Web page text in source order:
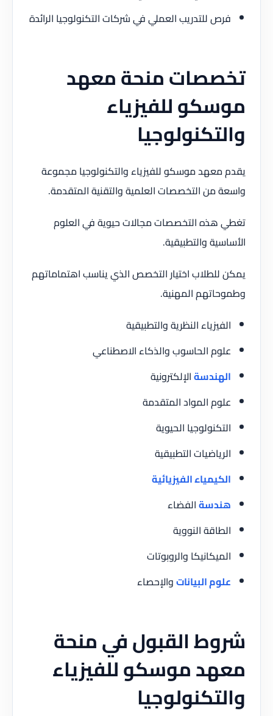
فرص للتدريب العملي في شركات التكنولوجيا الرائدة
تخصصات منحة معهد
موسكو للفيزياء
والتكنولوجيا
يقدم معهد موسكو للفيزياء والتكنولوجيا مجموعة
واسعة من التخصصات العلمية والتقنية المتقدمة.
تغطي هذه التخصصات مجالات حيوية في العلوم
الأساسية والتطبيقية.
يمكن للطلاب اختيار التخصص الذي يناسب اهتماماتهم
وطموحاتهم المهنية.
الفيزياء النظرية والتطبيقية
علوم الحاسوب والذكاء الاصطناعي
الهندسةالإلكترونية
علوم المواد المتقدمة
التكنولوجيا الحيوية
الرياضيات التطبيقية
الكيمياء الفيزيائية
هندسةالفضاء
الطاقة النووية
الميكانيكا والروبوتات
علوم البياناتوالإحصاء
شروط القبول في منحة
معهد موسكو للفيزياء
والتكنولوجيا